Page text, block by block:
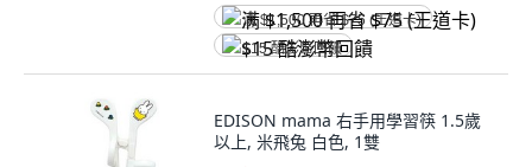
满 $1,500 再省 $75 (王道卡)
$15 酷澎幣回饋
EDISON mama 右手用學習筷 1.5歲
以上, 米飛兔 白色, 1雙